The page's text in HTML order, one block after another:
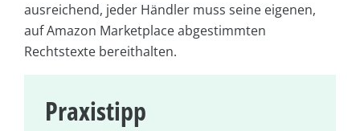
ausreichend, jeder Händler muss seine eigenen,
auf Amazon Marketplace abgestimmten
Rechtstexte bereithalten.
Praxistipp